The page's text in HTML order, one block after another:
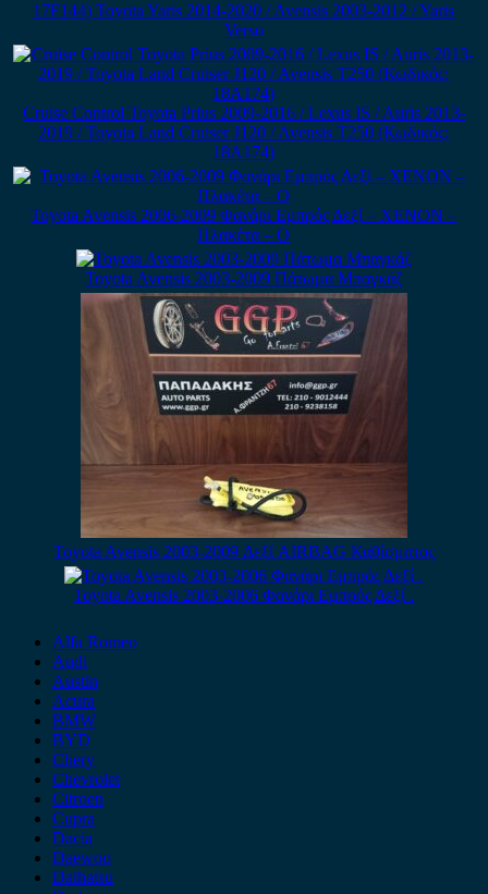
17F144) Toyota Yaris 2014-2020 / Avensis 2003-2012 / Yaris
Verso
Cruise Control Toyota Prius 2009-2016 / Lexus IS / Auris 2013-
2019 / Toyota Land Cruiser J120 / Avensis T250 (Κωδικός:
18A174)
Toyota Avensis 2006-2009 Φανάρι Εμπρός Δεξί – XENON –
Πλακέτα – Ο
Toyota Avensis 2003-2009 Πάτωμα Μπαγκάζ
Toyota Avensis 2003-2009 Δεξί AIRBAG Καθίσματος
Toyota Avensis 2003-2006 Φανάρι Εμπρός Δεξί .
Alfa Romeo
Audi
Austin
Acura
BMW
BYD
Chery
Chevrolet
Citroen
Cupra
Dacia
Daewoo
Daihatsu